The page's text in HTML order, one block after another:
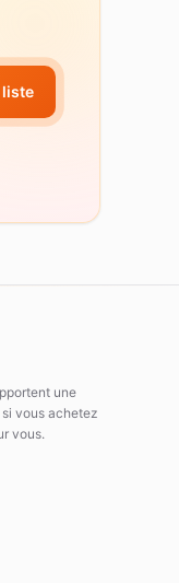
liste
une
vous achetez
vous.